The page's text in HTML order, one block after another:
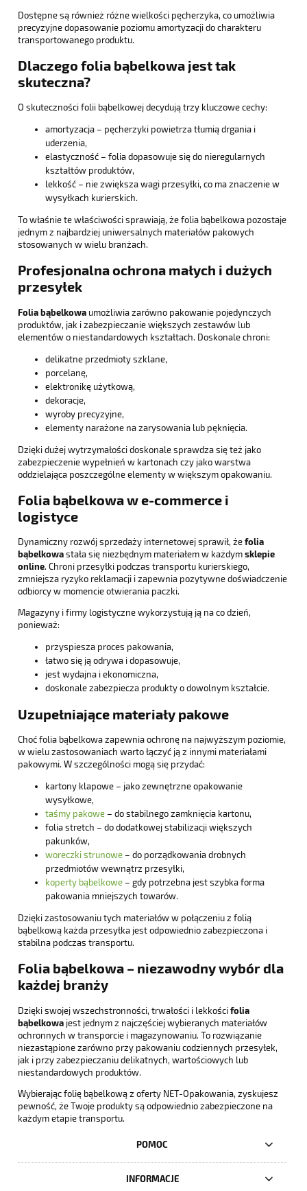
Dostępne są również różne wielkości pęcherzyka, co umożliwia
precyzyjne dopasowanie poziomu amortyzacji do charakteru
transportowanego produktu.
Dlaczego folia bąbelkowa jest tak
skuteczna?
O skuteczności folii bąbelkowej decydują trzy kluczowe cechy:
amortyzacja – pęcherzyki powietrza tłumią drgania i
uderzenia,
elastyczność – folia dopasowuje się do nieregularnych
kształtów produktów,
lekkość – nie zwiększa wagi przesyłki, co ma znaczenie w
wysyłkach kurierskich.
To właśnie te właściwości sprawiają, że folia bąbelkowa pozostaje
jednym z najbardziej uniwersalnych materiałów pakowych
stosowanych w wielu branżach.
Profesjonalna ochrona małych i dużych
przesyłek
Folia bąbelkowa umożliwia zarówno pakowanie pojedynczych
produktów, jak i zabezpieczanie większych zestawów lub
elementów o niestandardowych kształtach. Doskonale chroni:
delikatne przedmioty szklane,
porcelanę,
elektronikę użytkową,
dekoracje,
wyroby precyzyjne,
elementy narażone na zarysowania lub pęknięcia.
Dzięki dużej wytrzymałości doskonale sprawdza się też jako
zabezpieczenie wypełnień w kartonach czy jako warstwa
oddzielająca poszczególne elementy w większym opakowaniu.
Folia bąbelkowa w e-commerce i
logistyce
Dynamiczny rozwój sprzedaży internetowej sprawił, że folia
bąbelkowa stała się niezbędnym materiałem w każdym sklepie
online. Chroni przesyłki podczas transportu kurierskiego,
zmniejsza ryzyko reklamacji i zapewnia pozytywne doświadczenie
odbiorcy w momencie otwierania paczki.
Magazyny i firmy logistyczne wykorzystują ją na co dzień,
ponieważ:
przyspiesza proces pakowania,
łatwo się ją odrywa i dopasowuje,
jest wydajna i ekonomiczna,
doskonale zabezpiecza produkty o dowolnym kształcie.
Uzupełniające materiały pakowe
Choć folia bąbelkowa zapewnia ochronę na najwyższym poziomie,
w wielu zastosowaniach warto łączyć ją z innymi materiałami
pakowymi. W szczególności mogą się przydać:
kartony klapowe – jako zewnętrzne opakowanie
wysyłkowe,
taśmy pakowe – do stabilnego zamknięcia kartonu,
folia stretch – do dodatkowej stabilizacji większych
pakunków,
woreczki strunowe – do porządkowania drobnych
przedmiotów wewnątrz przesyłki,
koperty bąbelkowe – gdy potrzebna jest szybka forma
pakowania mniejszych towarów.
Dzięki zastosowaniu tych materiałów w połączeniu z folią
bąbelkową każda przesyłka jest odpowiednio zabezpieczona i
stabilna podczas transportu.
Folia bąbelkowa – niezawodny wybór dla
każdej branży
Dzięki swojej wszechstronności, trwałości i lekkości folia
bąbelkowa jest jednym z najczęściej wybieranych materiałów
ochronnych w transporcie i magazynowaniu. To rozwiązanie
niezastąpione zarówno przy pakowaniu codziennych przesyłek,
jak i przy zabezpieczaniu delikatnych, wartościowych lub
niestandardowych produktów.
Wybierając folię bąbelkową z oferty NET-Opakowania, zyskujesz
pewność, że Twoje produkty są odpowiednio zabezpieczone na
każdym etapie transportu.
POMOC
INFORMACJE